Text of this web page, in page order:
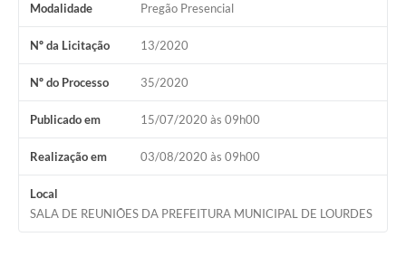
Holerite online
A Prefeitura
Meio Ambiente
PPA
SIAFIC
Transparência
Modalidade Pregão Presencial
Nº da Licitação 13/2020
Nº do Processo 35/2020
Publicado em 15/07/2020 às 09h00
Realização em 03/08/2020 às 09h00
Local
SALA DE REUNIÕES DA PREFEITURA MUNICIPAL DE LOURDES